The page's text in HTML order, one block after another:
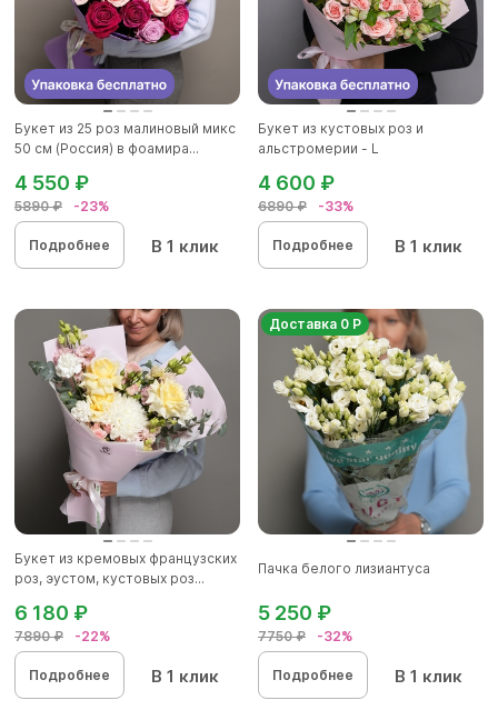
Букет из 25 роз малиновый микс
50 см (Россия) в фоамира...
5890 ₽ -23%
4 550 ₽
Подробнее В 1 клик
Букет из кустовых роз и
альстромерии - L
6890 ₽ -33%
4 600 ₽
Подробнее В 1 клик
Букет из кремовых французских
роз, эустом, кустовых роз...
7890 ₽ -22%
6 180 ₽
Подробнее В 1 клик
Доставка 0 Р
Пачка белого лизиантуса
7750 ₽ -32%
5 250 ₽
Подробнее В 1 клик